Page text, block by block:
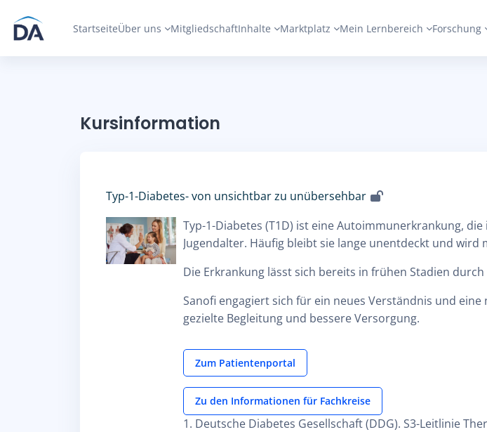
StartseiteÜber uns MitgliedschaftInhalte Marktplatz Mein Lernbereich Forschung
Kursinformation
Typ-1-Diabetes- von unsichtbar zu unübersehbar
Typ-1-Diabetes (T1D) ist eine Autoimmunerkrankung,
Jugendalter. Häufig bleibt sie lange unentdeckt und
Die Erkrankung lässt sich bereits in frühen Stadien
Sanofi engagiert sich für ein neues Verständnis und
gezielte Begleitung und bessere Versorgung.
Zum Patientenportal
Zu den Informationen für Fachkreise
1. Deutsche Diabetes Gesellschaft (DDG). S3-Leitlinie